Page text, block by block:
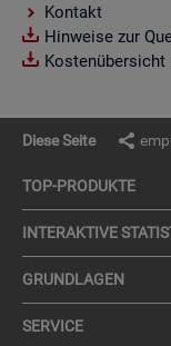
Kontakt
Hinweise zur
Kostenübersicht
Diese Seite
TOP-PRO­DUK­TE
IN­TER­AK­TI­VE
GRUND­LA­GEN
SER­VICE